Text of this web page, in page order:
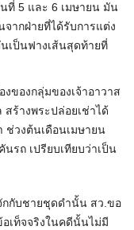
ที่ 5 และ 6 เมษายน มัน
ากฝ่ายที่ได้รับการแต่ง
เป็นฟางเส้นสุดท้ายที่
ของกลุ่มของเจ้าอาวาส
ร้างพระปล่อยเช่าได้
ช่วงต้นเดือนเมษายน
รถ เปรียบเทียบว่าเป็น
กกับชายชุดดำนั้น สว.ขอ
เท็จจริงในคดีนั้นไม่มี